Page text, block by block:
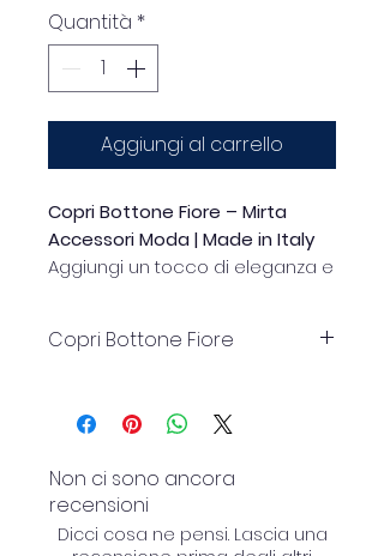
Quantità *
Aggiungi al carrello
Copri Bottone Fiore – Mirta
Accessori Moda | Made in Italy
Aggiungi un tocco di eleganza e
rosso firmatoMirta Accessori
Italy, questo accessorio unisce
funzionalità, diventando il
dettaglio che fa davvero la
differenza.
Copri Bottone Fiore
Copri bottone decorativo
a forma di fiore
Colore:rosso-marrone-
viola-blu-arancio
Materiali di alta qualità
Non ci sono ancora
recensioni
Dicci cosa ne pensi. Lascia una